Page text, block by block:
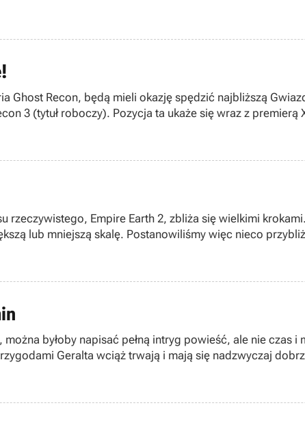
Ghost Recon, będą mieli okazję spędzić najbliższą
3 (tytuł roboczy). Pozycja ta ukaże się wraz z premierą
rzeczywistego, Empire Earth 2, zbliża się wielkimi
lub mniejszą skalę. Postanowiliśmy więc nieco
byłoby napisać pełną intryg powieść, ale nie czas
Geralta wciąż trwają i mają się nadzwyczaj